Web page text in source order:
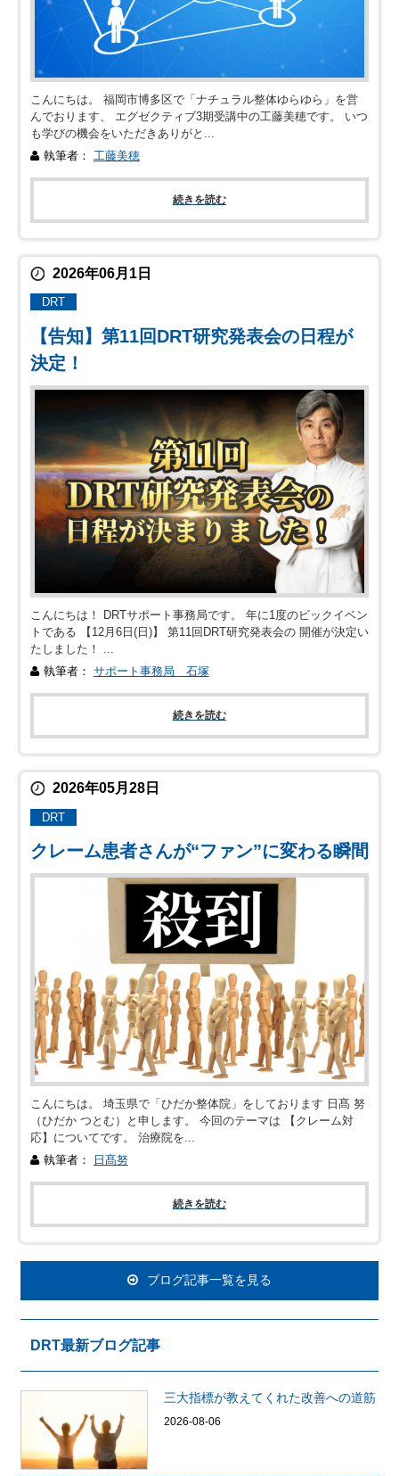
こんにちは。 福岡市博多区で「ナチュラル整体ゆらゆら」を営
んでおります、 エグゼクティブ3期受講中の工藤美穂です。 いつ
も学びの機会をいただきありがと...
執筆者： 工藤美穂
続きを読む
2026年06月1日
DRT
【告知】第11回DRT研究発表会の日程が
決定！
こんにちは！ DRTサポート事務局です。 年に1度のビックイベン
トである 【12月6日(日)】 第11回DRT研究発表会の 開催が決定い
たしました！ ...
執筆者： サポート事務局 石塚
続きを読む
2026年05月28日
DRT
クレーム患者さんが“ファン”に変わる瞬間
こんにちは。 埼玉県で「ひだか整体院」をしております 日髙 努
（ひだか つとむ）と申します。 今回のテーマは 【クレーム対
応】についてです。 治療院を...
執筆者：
日髙努
続きを読む
ブログ記事一覧を見る
DRT最新ブログ記事
三大指標が教えてくれた改善への道筋
2026-08-06